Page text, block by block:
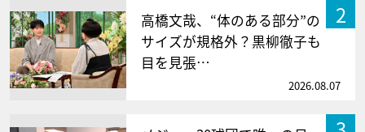
2
高橋文哉、“体のある部分”の
サイズが規格外？黒柳徹子も
目を見張…
2026.08.07